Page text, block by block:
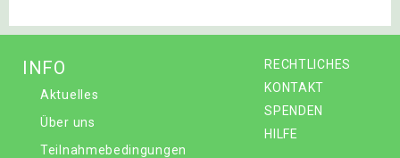
RECHTLICHES
KONTAKT
SPENDEN
HILFE
INFO
Aktuelles
Über uns
Teilnahmebedingungen